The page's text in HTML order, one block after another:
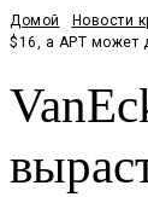
Домой Новости
$16, а APT может